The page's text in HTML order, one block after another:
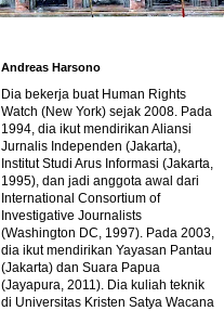
Andreas Harsono
Dia bekerja buat Human Rights
Watch (New York) sejak 2008. Pada
1994, dia ikut mendirikan Aliansi
Jurnalis Independen (Jakarta),
Institut Studi Arus Informasi (Jakarta,
1995), dan jadi anggota awal dari
International Consortium of
Investigative Journalists
(Washington DC, 1997). Pada 2003,
dia ikut mendirikan Yayasan Pantau
(Jakarta) dan Suara Papua
(Jayapura, 2011). Dia kuliah teknik
di Universitas Kristen Satya Wacana